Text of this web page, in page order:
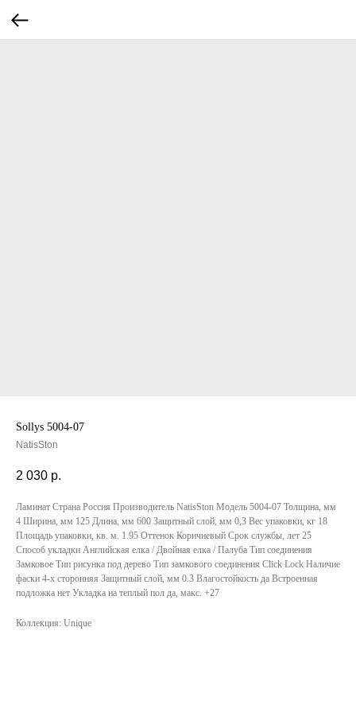
Sollys 5004-07
NatisSton
2 030 р.
Ламинат Страна Россия Производитель NatisSton Модель 5004-07 Толщина, мм
4 Ширина, мм 125 Длина, мм 600 Защитный слой, мм 0,3 Вес упаковки, кг 18
Площадь упаковки, кв. м. 1.95 Оттенок Коричневый Срок службы, лет 25
Способ укладки Английская елка / Двойная елка / Палуба Тип соединения
Замковое Тип рисунка под дерево Тип замкового соединения Click Lock Наличие
фаски 4-х сторонняя Защитный слой, мм 0.3 Влагостойкость да Встроенная
подложка нет Укладка на теплый пол да, макс. +27
Коллекция: Unique